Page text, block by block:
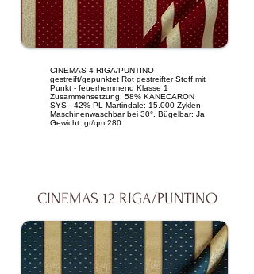
CINEMAS 4 RIGA/PUNTINO
gestreift/gepunktet Rot gestreifter Stoff mit
Punkt - feuerhemmend Klasse 1
Zusammensetzung: 58% KANECARON
SYS - 42% PL Martindale: 15.000 Zyklen
Maschinenwaschbar bei 30°. Bügelbar: Ja
Gewicht: gr/qm 280
CINEMAS 12 RIGA/PUNTINO